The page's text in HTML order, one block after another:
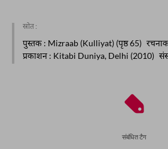
स्रोत :
पुस्तक : Mizraab (Kulliyat) (पृष्ठ 65)
प्रकाशन : Kitabi Duniya, Delhi (2010)
संबंधित टैग